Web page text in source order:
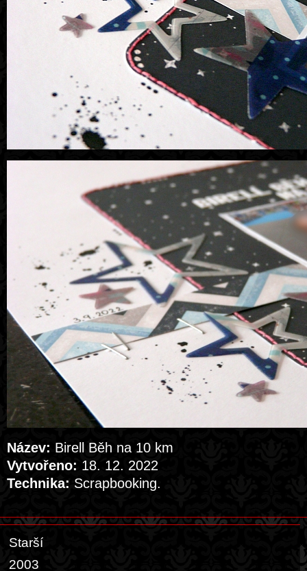
Název: Birell Běh na 10 km
Vytvořeno: 18. 12. 2022
Technika: Scrapbooking.
Starší
2003